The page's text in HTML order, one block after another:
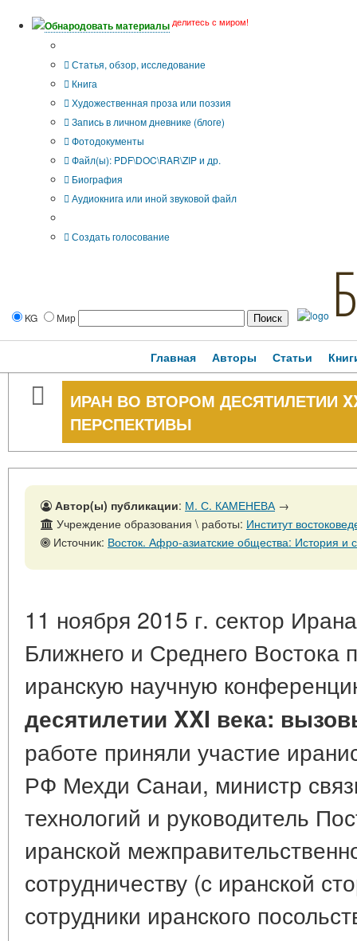
Обнародовать материалы делитесь с миром!
Статья, обзор, исследование
Книга
Художественная проза или поэзия
Запись в личном дневнике (блоге)
Фотодокументы
Файл(ы): PDF\DOC\RAR\ZIP и др.
Биография
Аудиокнига или иной звуковой файл
Создать голосование
KG Мир
Главная Авторы Статьи
ИРАН ВО ВТОРОМ ДЕСЯТИЛЕТИИ
ПЕРСПЕКТИВЫ
Автор(ы) публикации: М. С. КАМЕНЕВА→
Учреждение образования \ работы: Институт
Источник: Восток. Афро-азиатские общества: История и современность, № 3,
11 ноября 2015 г. сектор
Ближнего и Среднего Востока
иранскую научную
десятилетии XXI века:
работе приняли участие
РФ Мехди Санаи, министр
технологий и руководитель
иранской
сотрудничеству (с иранской
сотрудники иранского